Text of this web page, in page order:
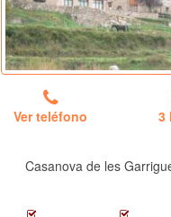
Ver teléfono 3
Casanova de les